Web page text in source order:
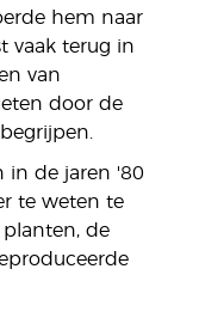
hem naar
vaak terug in
van
door de
in de jaren '80
te weten te
de